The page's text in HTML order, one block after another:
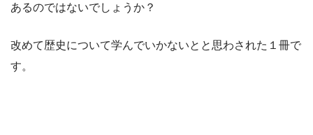
あるのではないでしょうか？
改めて歴史について学んでいかないとと思わされた１冊で
す。